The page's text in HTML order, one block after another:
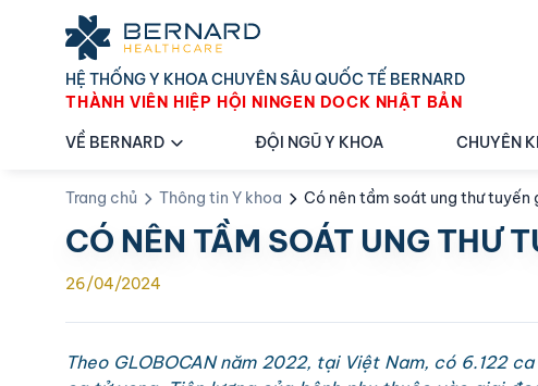
HỆ THỐNG Y KHOA CHUYÊN SÂU QUỐC TẾ BERNARD
THÀNH VIÊN HIỆP HỘI NINGEN DOCK NHẬT BẢN
VỀ BERNARD ĐỘI NGŨ Y KHOA CHUYÊN
Trang chủ Thông tin Y khoa Có nên tầm soát ung thư tuyến
CÓ NÊN TẦM SOÁT UNG THƯ
26/04/2024
Theo GLOBOCAN năm 2022, tại Việt Nam, có 6.122